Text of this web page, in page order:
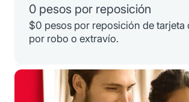
0 pesos por reposición
$0 pesos por reposición de tarjeta
por robo o extravío.